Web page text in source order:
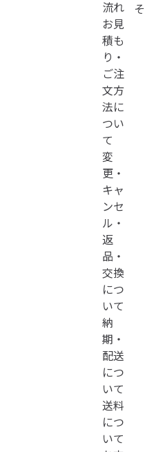
流れ
お見
積も
り・
ご注
文方
法に
つい
て
変
更・
キャ
ンセ
ル・
返
品・
交換
につ
いて
納
期・
配送
につ
いて
送料
につ
いて